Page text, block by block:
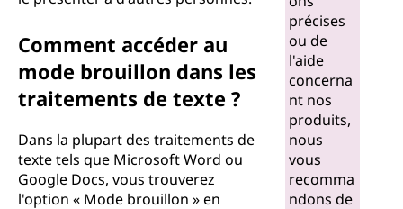
Comment accéder au
mode brouillon dans les
traitements de texte ?
Dans la plupart des traitements de
texte tels que Microsoft Word ou
Google Docs, vous trouverez
l'option « Mode brouillon » en
précises
ou de
l'aide
concerna
nt nos
produits,
nous
vous
recomma
ndons de